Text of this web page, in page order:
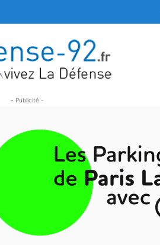
- Publicité -